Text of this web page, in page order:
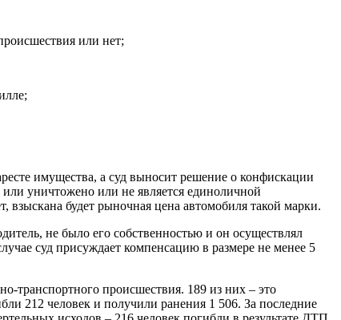
или нет;
имущества, а суд выносит решение о конфискации
или уничтожено или не является единоличной
взыскана будет рыночная цена автомобиля такой марки.
не было его собственностью и он осуществлял
суд присуждает компенсацию в размере не менее 5
транспортного происшествия. 189 из них – это
212 человек и получили ранения 1 506. За последние